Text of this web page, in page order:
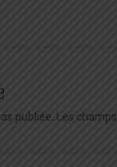
publiée. Les